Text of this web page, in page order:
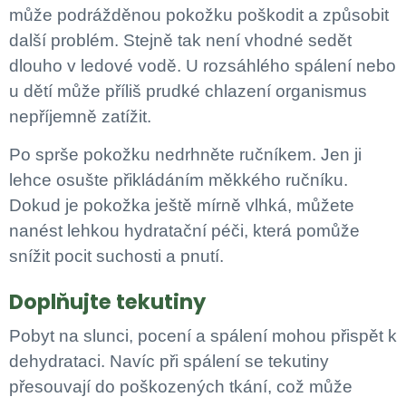
může podrážděnou pokožku poškodit a způsobit
další problém. Stejně tak není vhodné sedět
dlouho v ledové vodě. U rozsáhlého spálení nebo
u dětí může příliš prudké chlazení organismus
nepříjemně zatížit.
Po sprše pokožku nedrhněte ručníkem. Jen ji
lehce osušte přikládáním měkkého ručníku.
Dokud je pokožka ještě mírně vlhká, můžete
nanést lehkou hydratační péči, která pomůže
snížit pocit suchosti a pnutí.
Doplňujte tekutiny
Pobyt na slunci, pocení a spálení mohou přispět k
dehydrataci. Navíc při spálení se tekutiny
přesouvají do poškozených tkání, což může